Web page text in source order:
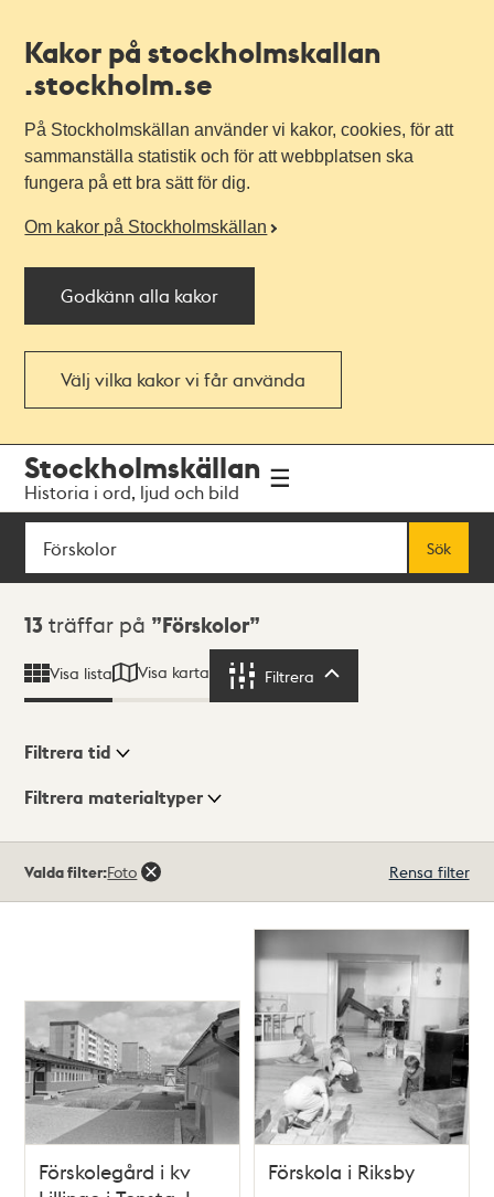
Kakor på stockholmskallan
.stockholm.se
På Stockholmskällan använder vi kakor, cookies, för att
sammanställa statistik och för att webbplatsen ska
fungera på ett bra sätt för dig.
Om kakor på Stockholmskällan
Godkänn alla kakor
Välj vilka kakor vi får använda
navigationen
huvudinnehållet
Stockholmskällan
Historia i ord, ljud och bild
Sök
Sök
Sökresultat
13 träffar på Förskolor
Visa lista Visa karta Filtrera
Visningsläge
Filtrera tid
Filtrera materialtyper
träffar
Valda filter:Foto Rensa filter
Förskolegård i kv
Förskola i Riksby